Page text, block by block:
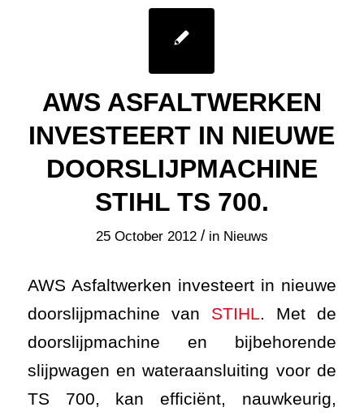
AWS ASFALTWERKEN
INVESTEERT IN NIEUWE
DOORSLIJPMACHINE
STIHL TS 700.
25 October 2012 / in Nieuws
AWS Asfaltwerken investeert in nieuwe
doorslijpmachine van STIHL. Met de
doorslijpmachine en bijbehorende
slijpwagen en wateraansluiting voor de
TS 700, kan efficiënt, nauwkeurig,